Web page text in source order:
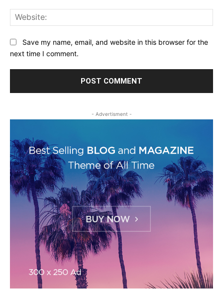
Save my name, email, and website in this browser for the
next time I comment.
- Advertisment -